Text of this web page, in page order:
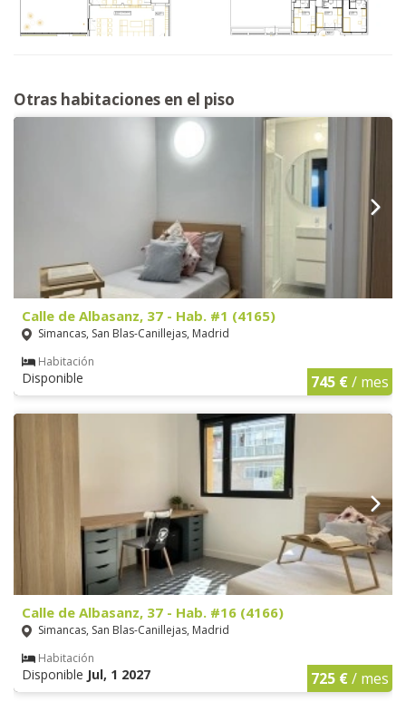
Otras habitaciones en el piso
Calle de Albasanz, 37 - Hab. #1 (4165)
Simancas, San Blas-Canillejas, Madrid
Habitación
Disponible 745 €/ mes
Calle de Albasanz, 37 - Hab. #16 (4166)
Simancas, San Blas-Canillejas, Madrid
Habitación
Disponible Jul, 1 2027 725 €/ mes